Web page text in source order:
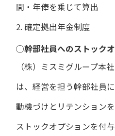
間・年俸を乗じて算出
2. 確定拠出年金制度
◯幹部社員へのストック
（株）ミスミグループ本
は、経営を担う幹部社員
動機づけとリテンション
ストックオプションを付